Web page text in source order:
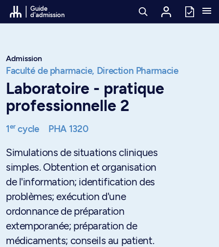
Passer au contenu
Guide
d'admission
Admission
Faculté de pharmacie, Direction Pharmacie
Laboratoire - pratique
professionnelle 2
1ercycle PHA 1320
Simulations de situations cliniques
simples. Obtention et organisation
de l'information; identification des
problèmes; exécution d'une
ordonnance de préparation
extemporanée; préparation de
médicaments; conseils au patient.